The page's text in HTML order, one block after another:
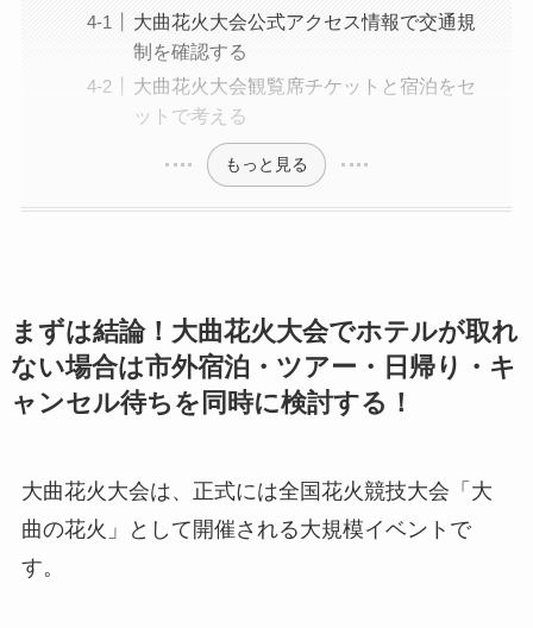
大曲花火大会公式アクセス情報で交通規
制を確認する
大曲花火大会観覧席チケットと宿泊をセ
ットで考える
もっと見る
まずは結論！大曲花火大会でホテルが取れ
ない場合は市外宿泊・ツアー・日帰り・キ
ャンセル待ちを同時に検討する！
大曲花火大会は、正式には全国花火競技大会「大
曲の花火」として開催される大規模イベントで
す。